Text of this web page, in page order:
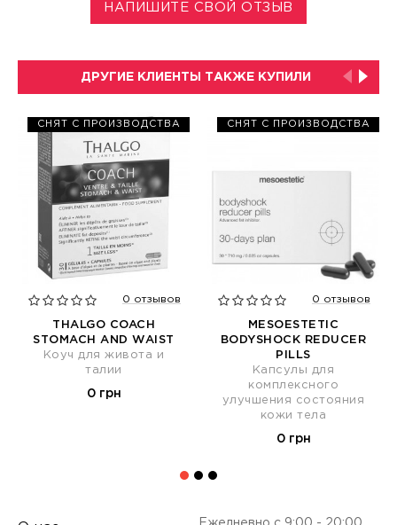
НАПИШИТЕ СВОЙ ОТЗЫВ
ДРУГИЕ КЛИЕНТЫ ТАКЖЕ КУПИЛИ
СНЯТ С ПРОИЗВОДСТВА
0 отзывов
THALGO COACH
STOMACH AND WAIST
Коуч для живота и
талии
0 грн
СНЯТ С ПРОИЗВОДСТВА
0 отзывов
MESOESTETIC
BODYSHOCK REDUCER
PILLS
Капсулы для
комплексного
улучшения состояния
кожи тела
0 грн